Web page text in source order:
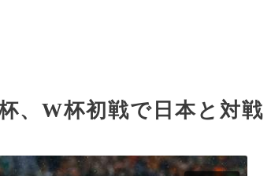
、W杯初戦で日本と対戦